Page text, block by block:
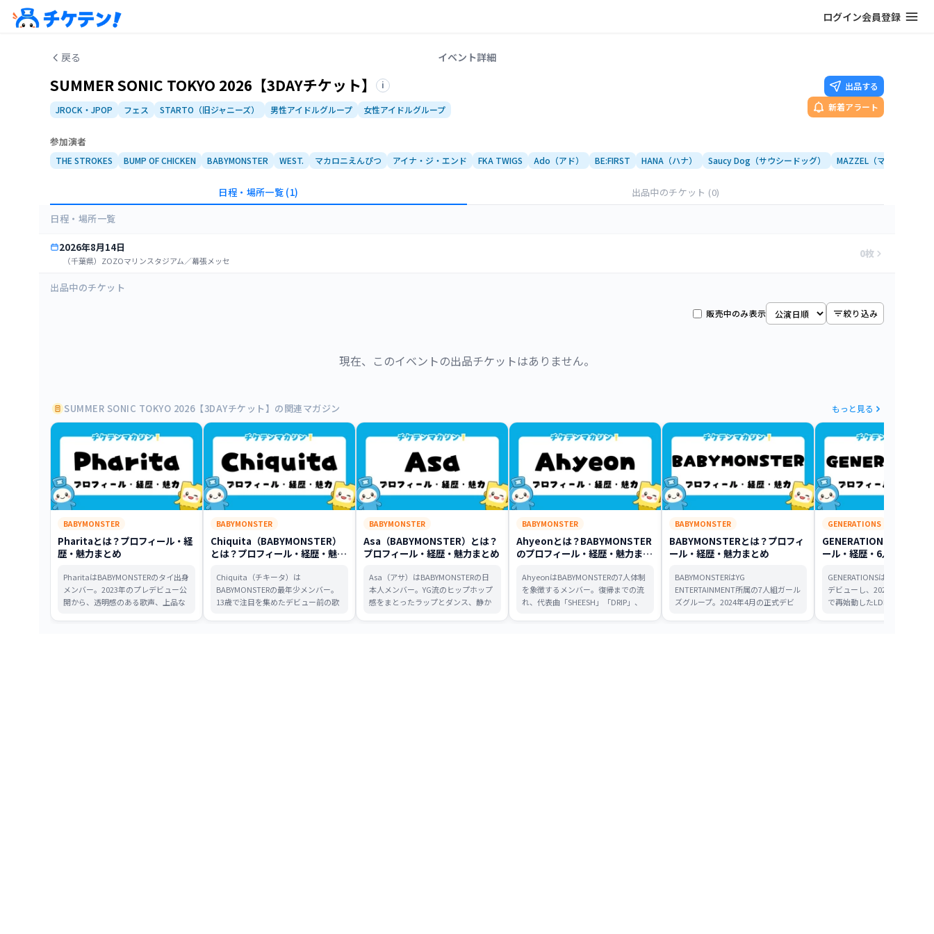
ログイン会員登録
戻る イベント詳細
SUMMER SONIC TOKYO 2026【3DAYチケット】 i
JROCK・JPOP フェス STARTO（旧ジャニーズ） 男性アイドルグループ 女性アイドルグループ
出品する
新着アラート
参加演者
THE STROKES BUMP OF CHICKEN BABYMONSTER WEST. マカロニえんぴつ アイナ・ジ・エンド FKA TWIGS Ado（アド） BE:FIRST HANA（ハナ） Saucy Dog（サウシードッグ） MAZZEL（マーゼル）
日程・場所一覧 (1) 出品中のチケット (0)
日程・場所一覧
2026年8月14日
（千葉県）ZOZOマリンスタジアム／幕張メッセ
0枚
出品中のチケット
販売中のみ表示 絞り込み
現在、このイベントの出品チケットはありません。
SUMMER SONIC TOKYO 2026【3DAYチケット】の関連マガジン もっと見る
BABYMONSTER
Pharitaとは？プロフィール・経
歴・魅力まとめ
PharitaはBABYMONSTERのタイ出身
メンバー。2023年のプレデビュー公
開から、透明感のある歌声、上品な
BABYMONSTER
Chiquita（BABYMONSTER）
とは？プロフィール・経歴・魅力
Chiquita（チキータ）は
BABYMONSTERの最年少メンバー。
13歳で注目を集めたデビュー前の歌
BABYMONSTER
Asa（BABYMONSTER）とは？
プロフィール・経歴・魅力まとめ
Asa（アサ）はBABYMONSTERの日
本人メンバー。YG流のヒップホップ
感をまとったラップとダンス、静か
BABYMONSTER
Ahyeonとは？BABYMONSTER
のプロフィール・経歴・魅力まと
AhyeonはBABYMONSTERの7人体制
を象徴するメンバー。復帰までの流
れ、代表曲「SHEESH」「DRIP」、
BABYMONSTER
BABYMONSTERとは？プロフィ
ール・経歴・魅力まとめ
BABYMONSTERはYG
ENTERTAINMENT所属の7人組ガール
ズグループ。2024年4月の正式デビ
GENERATIONS
GENERATIONSとは？プ
ール・経歴・6人体制の現
GENERATIONSは2012年にメ
デビューし、2024年以降は6
で再始動したLDHのダンス&